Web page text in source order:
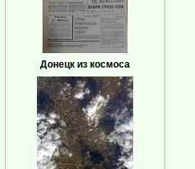
Донецк из космоса